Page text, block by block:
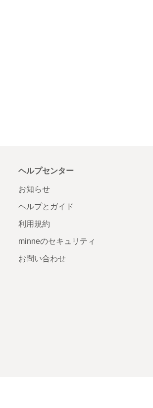
ヘルプセンター
お知らせ
ヘルプとガイド
利用規約
minneのセキュリティ
お問い合わせ